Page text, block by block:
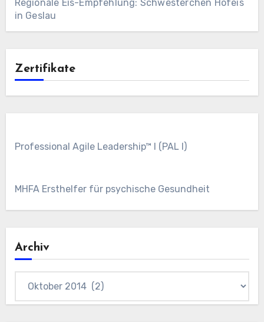
Regionale Eis-Empfehlung: Schwesterchen Hofeis
in Geslau
Zertifikate
Professional Agile Leadership™ I (PAL I)
MHFA Ersthelfer für psychische Gesundheit
Archiv